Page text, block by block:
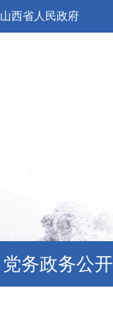
山西省人民政府
党务政务公开